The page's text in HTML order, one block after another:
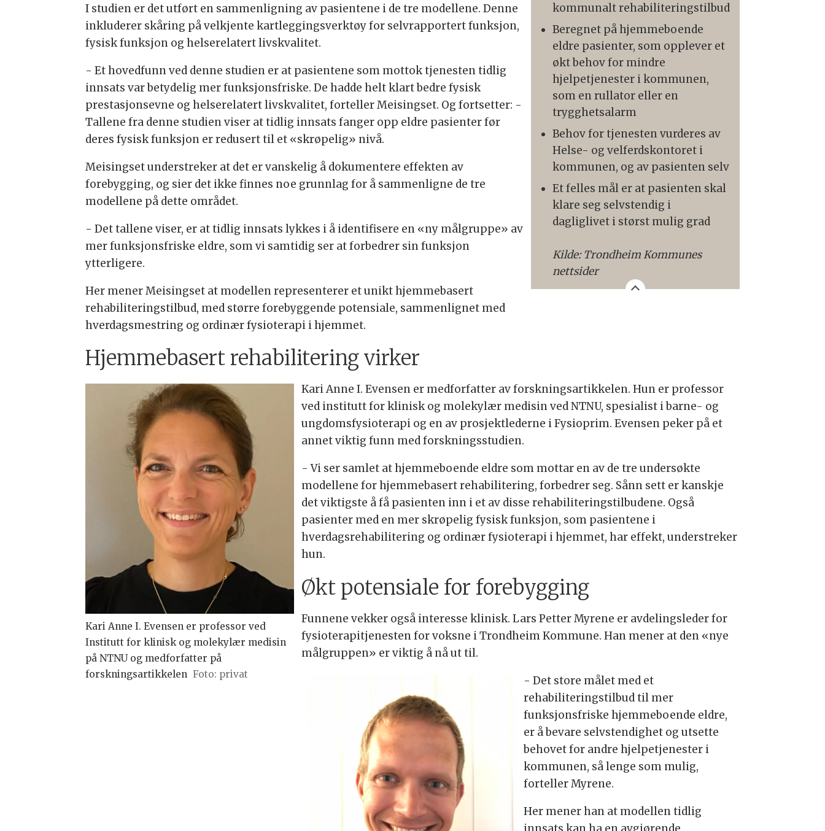
kommunalt rehabiliteringstilbud
Beregnet på hjemmeboende
eldre pasienter, som opplever et
økt behov for mindre
hjelpetjenester i kommunen,
som en rullator eller en
trygghetsalarm
Behov for tjenesten vurderes av
Helse- og velferdskontoret i
kommunen, og av pasienten selv
Et felles mål er at pasienten skal
klare seg selvstendig i
dagliglivet i størst mulig grad
Kilde: Trondheim Kommunes
nettsider
I studien er det utført en sammenligning av pasientene i de tre modellene. Denne
inkluderer skåring på velkjente kartleggingsverktøy for selvrapportert funksjon,
fysisk funksjon og helserelatert livskvalitet.
- Et hovedfunn ved denne studien er at pasientene som mottok tjenesten tidlig
innsats var betydelig mer funksjonsfriske. De hadde helt klart bedre fysisk
prestasjonsevne og helserelatert livskvalitet, forteller Meisingset. Og fortsetter: -
Tallene fra denne studien viser at tidlig innsats fanger opp eldre pasienter før
deres fysisk funksjon er redusert til et «skrøpelig» nivå.
Meisingset understreker at det er vanskelig å dokumentere effekten av
forebygging, og sier det ikke finnes noe grunnlag for å sammenligne de tre
modellene på dette området.
- Det tallene viser, er at tidlig innsats lykkes i å identifisere en «ny målgruppe» av
mer funksjonsfriske eldre, som vi samtidig ser at forbedrer sin funksjon
ytterligere.
Her mener Meisingset at modellen representerer et unikt hjemmebasert
rehabiliteringstilbud, med større forebyggende potensiale, sammenlignet med
hverdagsmestring og ordinær fysioterapi i hjemmet.
Hjemmebasert rehabilitering virker
Kari Anne I. Evensen er professor ved
Institutt for klinisk og molekylær medisin
på NTNU og medforfatter på
forskningsartikkelen Foto: privat
Kari Anne I. Evensen er medforfatter av forskningsartikkelen. Hun er professor
ved institutt for klinisk og molekylær medisin ved NTNU, spesialist i barne- og
ungdomsfysioterapi og en av prosjektlederne i Fysioprim. Evensen peker på et
annet viktig funn med forskningsstudien.
- Vi ser samlet at hjemmeboende eldre som mottar en av de tre undersøkte
modellene for hjemmebasert rehabilitering, forbedrer seg. Sånn sett er kanskje
det viktigste å få pasienten inn i et av disse rehabiliteringstilbudene. Også
pasienter med en mer skrøpelig fysisk funksjon, som pasientene i
hverdagsrehabilitering og ordinær fysioterapi i hjemmet, har effekt, understreker
hun.
Økt potensiale for forebygging
Funnene vekker også interesse klinisk. Lars Petter Myrene er avdelingsleder for
fysioterapitjenesten for voksne i Trondheim Kommune. Han mener at den «nye
målgruppen» er viktig å nå ut til.
- Det store målet med et
rehabiliteringstilbud til mer
funksjonsfriske hjemmeboende eldre,
er å bevare selvstendighet og utsette
behovet for andre hjelpetjenester i
kommunen, så lenge som mulig,
forteller Myrene.
Her mener han at modellen tidlig